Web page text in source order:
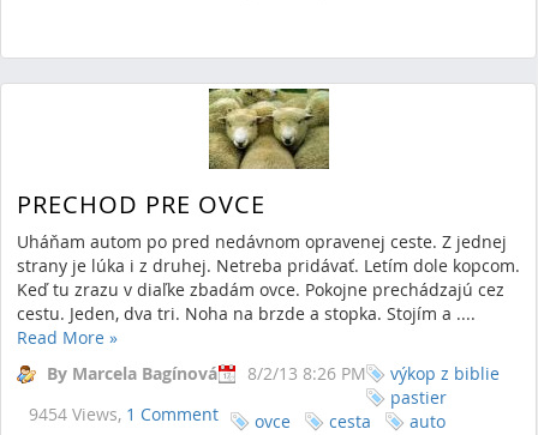
PRECHOD PRE OVCE
Uháňam autom po pred nedávnom opravenej ceste. Z jednej
strany je lúka i z druhej. Netreba pridávať. Letím dole kopcom.
Keď tu zrazu v diaľke zbadám ovce. Pokojne prechádzajú cez
cestu. Jeden, dva tri. Noha na brzde a stopka. Stojím a ....
Read More »
By Marcela Bagínová
8/2/13 8:26 PM
9454 Views, 1 Comment
výkop z biblie
pastier
ovce
cesta auto